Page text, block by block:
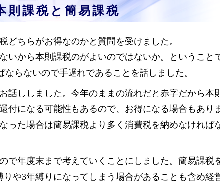
則課税と簡易課税
どちらがお得なのかと質問を受けました。
いから本則課税のがよいのではないか。ということ
らないので手遅れであることを話しました。
話ししました。今年のままの流れだと赤字だから本
付になる可能性もあるので、お得になる場合もあり
った場合は簡易課税より多く消費税を納めなければ
で年度末まで考えていくことにしました。簡易課税
や3年縛りになってしまう場合があることも含め経